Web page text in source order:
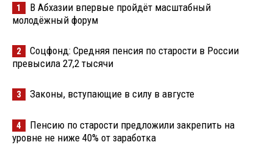
1
В Абхазии впервые пройдёт масштабный
молодёжный форум
2
Соцфонд: Средняя пенсия по старости в России
превысила 27,2 тысячи
3 Законы, вступающие в силу в августе
4
Пенсию по старости предложили закрепить на
уровне не ниже 40% от заработка